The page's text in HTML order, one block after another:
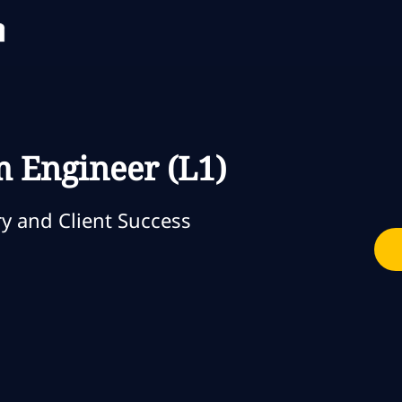
Engineer (L1)
and Client Success